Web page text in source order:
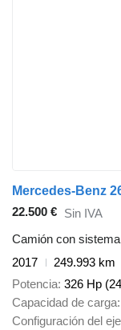
Mercedes-Benz
22.500 € Sin IVA
Camión con
2017
249.993 km
Potencia 326 Hp
Capacidad de carga
Configuración del eje